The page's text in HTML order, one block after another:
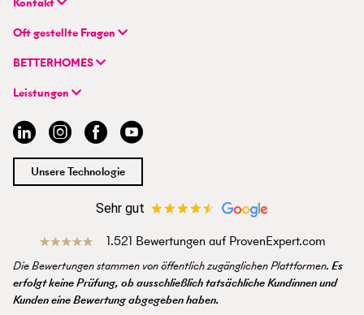
Kontakt
BETTERHOMES Deutschland GmbH
Hauptsitz
Flughafenstraße 59
info@betterhomes.de
Oft gestellte Fragen
FAQ | Immobilie verkaufen/vermieten
FAQ | Einstieg für Profimakler/-innen
BETTERHOMES
Unternehmen
Hybrides Maklermodell
BETTERHOMES-Erfahrungen
Management
Jobs
Standort
Presse
Leistungen
Immobilie suchen
Immobilie verkaufen/vermieten
Immobilienmakler/-in werden
Unsere Technologie
Sehr gut
1.521 Bewertungen auf ProvenExpert.com
Die Bewertungen stammen von öffentlich zugänglichen Plattformen. Es
erfolgt keine Prüfung, ob ausschließlich tatsächliche Kundinnen und
Kunden eine Bewertung abgegeben haben.